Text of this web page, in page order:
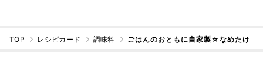
TOP レシピカード 調味料 ごはんのおともに自家製☆なめたけ